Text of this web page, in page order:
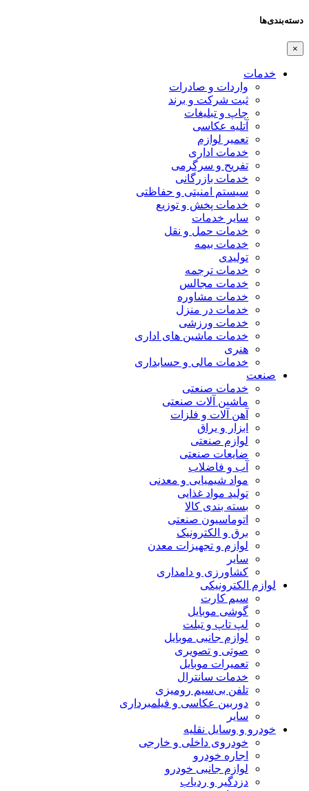
دسته‌بندی‌ها
×
خدمات
واردات و صادرات
ثبت شرکت و برند
چاپ و تبلیغات
آتلیه عکاسی
تعمیر لوازم
خدمات اداری
تفریح و سرگرمی
خدمات بازرگانی
سیستم امنیتی و حفاظتی
خدمات پخش و توزیع
سایر خدمات
خدمات حمل و نقل
خدمات بیمه
تولیدی
خدمات ترجمه
خدمات مجالس
خدمات مشاوره
خدمات در منزل
خدمات ورزشی
خدمات ماشین های اداری
هنری
خدمات مالی و حسابداری
صنعت
خدمات صنعتی
ماشین آلات صنعتی
آهن آلات و فلزات
ابزار و یراق
لوازم صنعتی
ضایعات صنعتی
آب و فاضلاب
مواد شیمیایی و معدنی
تولید مواد غذایی
بسته بندی کالا
اتوماسیون صنعتی
برق و الکترونیک
لوازم و تجهیزات معدن
سایر
کشاورزی و دامداری
لوازم الکترونیکی
سیم کارت
گوشی موبایل
لپ تاپ و تبلت
لوازم جانبی موبایل
صوتی و تصویری
تعمیرات موبایل
خدمات سانترال
تلفن بی‌سیم رومیزی
دوربین عکاسی و فیلمبرداری
سایر
خودرو و وسایل نقلیه
خودروی داخلی و خارجی
اجاره خودرو
لوازم جانبی خودرو
دزدگیر و ردیاب